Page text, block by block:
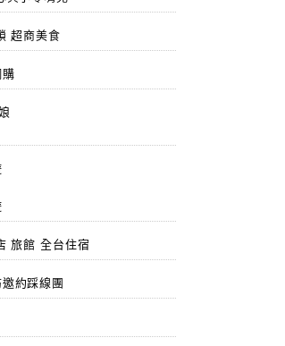
超商美食
旅館 全台住宿
約踩線團